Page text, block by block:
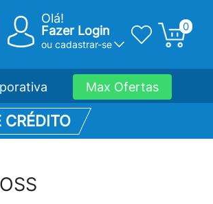
Olá!
Fazer Login
ou cadastrar-se
0
Max Ofertas
CRÉDITO